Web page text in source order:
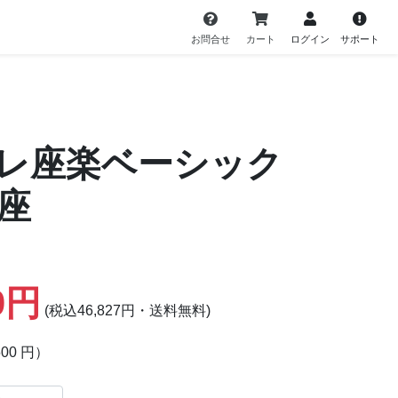
お問合せ カート ログイン サポート
座楽ベーシック
(税込46,827円・送料無料)
円）